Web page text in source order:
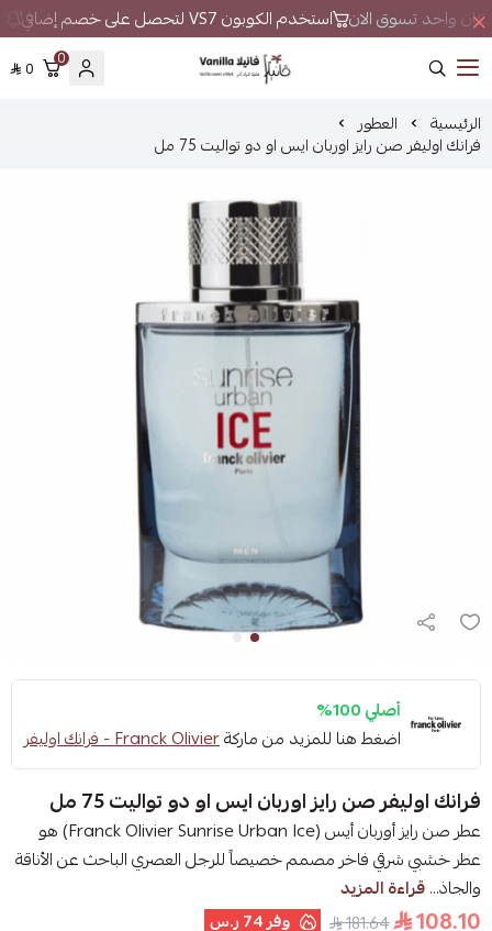
مكان واحد تسوق الان استخدم الكوبون VS7 لتحصل على خصم إضافي
فانيلا
0
0
الرئيسية العطور
فرانك اوليفر صن رايز اوربان ايس او دو تواليت 75 مل
أصلي 100%
اضغط هنا للمزيد من ماركةFranck Olivier - فرانك اوليفر
فرانك اوليفر صن رايز اوربان ايس او دو تواليت 75 مل
عطر صن رايز أوربان أيس (Franck Olivier Sunrise Urban Ice) هو
عطر خشبي شرقي فاخر مصمم خصيصاً للرجل العصري الباحث عن الأناقة
والجاذ...قراءة المزيد
108.10
181.64 وفر74 ر.س